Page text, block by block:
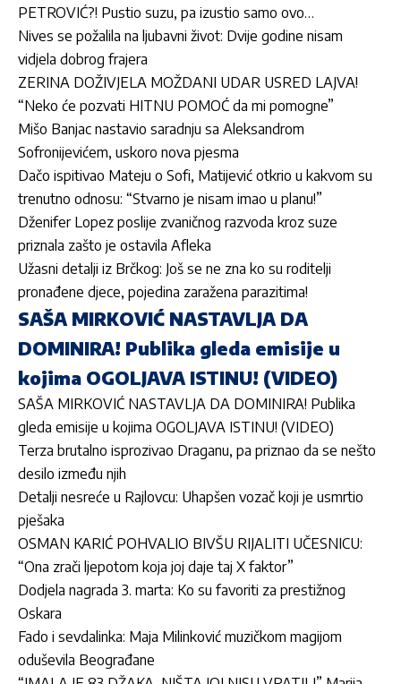
PETROVIĆ?! Pustio suzu, pa izustio samo ovo…
Nives se požalila na ljubavni život: Dvije godine nisam
vidjela dobrog frajera
ZERINA DOŽIVJELA MOŽDANI UDAR USRED LAJVA!
“Neko će pozvati HITNU POMOĆ da mi pomogne”
Mišo Banjac nastavio saradnju sa Aleksandrom
Sofronijevićem, uskoro nova pjesma
Dačo ispitivao Mateju o Sofi, Matijević otkrio u kakvom su
trenutno odnosu: “Stvarno je nisam imao u planu!”
Dženifer Lopez poslije zvaničnog razvoda kroz suze
priznala zašto je ostavila Afleka
Užasni detalji iz Brčkog: Još se ne zna ko su roditelji
pronađene djece, pojedina zaražena parazitima!
SAŠA MIRKOVIĆ NASTAVLJA DA
DOMINIRA! Publika gleda emisije u
kojima OGOLJAVA ISTINU! (VIDEO)
SAŠA MIRKOVIĆ NASTAVLJA DA DOMINIRA! Publika
gleda emisije u kojima OGOLJAVA ISTINU! (VIDEO)
Terza brutalno isprozivao Draganu, pa priznao da se nešto
desilo između njih
Detalji nesreće u Rajlovcu: Uhapšen vozač koji je usmrtio
pješaka
OSMAN KARIĆ POHVALIO BIVŠU RIJALITI UČESNICU:
“Ona zrači ljepotom koja joj daje taj X faktor”
Dodjela nagrada 3. marta: Ko su favoriti za prestižnog
Oskara
Fado i sevdalinka: Maja Milinković muzičkom magijom
oduševila Beograđane